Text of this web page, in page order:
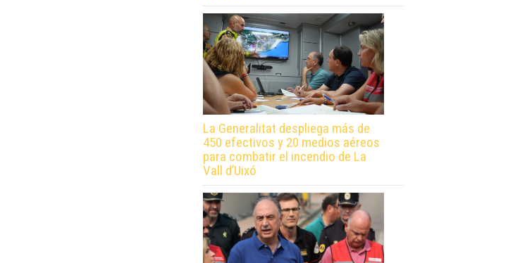
La Generalitat despliega más de
450 efectivos y 20 medios aéreos
para combatir el incendio de La
Vall d’Uixó